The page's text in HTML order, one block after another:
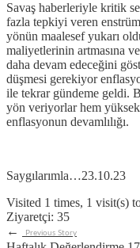
Savaş haberleriyle kritik
fazla tepkiyi veren
yönün maalesef yukarı
maliyetlerinin artmasına
daha devam edeceğini
düşmesi gerekiyor
ile tekrar gündeme geldi.
yön veriyorlar hem
enflasyonun devamlılığı.
Saygılarımla…23.10.23
Visited 1 times, 1 visit(s)
Ziyaretçi: 35
←
Previous Story